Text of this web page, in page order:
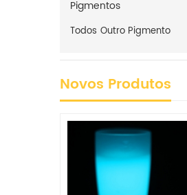
Pigmentos
Todos Outro Pigmento
Novos Produtos